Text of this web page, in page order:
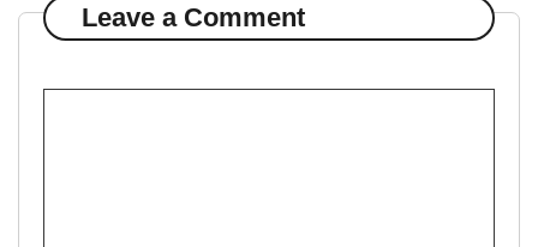
Leave a Comment